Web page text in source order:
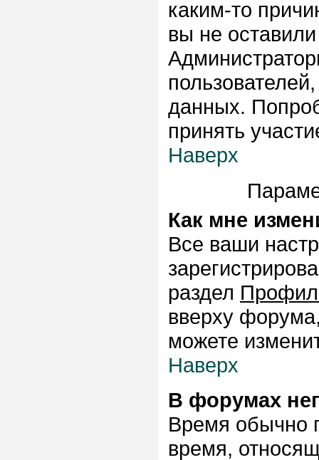
каким-то
вы не
данных.
принять
Наверх
Как мне
Все ваши
раздел
вверху
можете
Наверх
В форумах
Время обычно
время,